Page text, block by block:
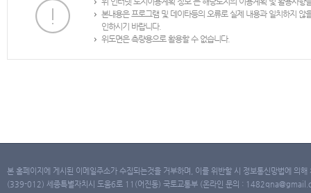
본내용은 프로그램 및 데이타등의 오류로 실제 내용과 일치하지
인하시기 바랍니다.
위도면은 측량용으로 활용할 수 없습니다.
본 홈페이지에 게시된 이메일주소가 수집되는것을 거부하며, 이를 위반할 시 정보통신망법에 의
(339-012) 세종특별자치시 도움6로 11(어진동) 국토교통부 (온라인 문의 :